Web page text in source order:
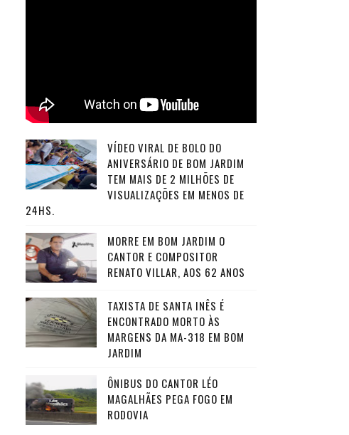
VÍDEO VIRAL DE BOLO DO
ANIVERSÁRIO DE BOM JARDIM
TEM MAIS DE 2 MILHÕES DE
VISUALIZAÇÕES EM MENOS DE
24HS.
MORRE EM BOM JARDIM O
CANTOR E COMPOSITOR
RENATO VILLAR, AOS 62 ANOS
TAXISTA DE SANTA INÊS É
ENCONTRADO MORTO ÀS
MARGENS DA MA-318 EM BOM
JARDIM
ÔNIBUS DO CANTOR LÉO
MAGALHÃES PEGA FOGO EM
RODOVIA